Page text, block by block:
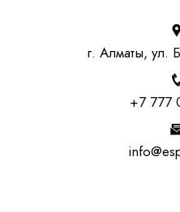
г. Алматы, ул.
+7 777